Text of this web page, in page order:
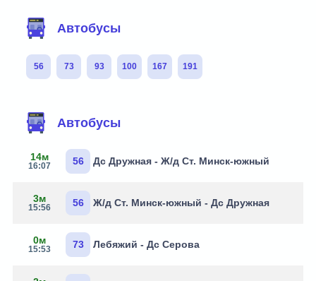
Автобусы
56 73 93 100 167 191
Автобусы
14м
16:07 56 Дс Дружная - Ж/д Ст. Минск-южный
3м
15:56 56 Ж/д Ст. Минск-южный - Дс Дружная
0м
15:53 73 Лебяжий - Дс Серова